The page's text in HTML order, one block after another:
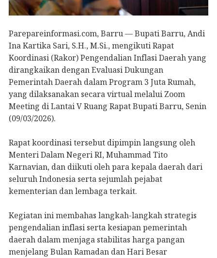
Parepareinformasi.com, Barru — Bupati Barru, Andi
Ina Kartika Sari, S.H., M.Si., mengikuti Rapat
Koordinasi (Rakor) Pengendalian Inflasi Daerah yang
dirangkaikan dengan Evaluasi Dukungan
Pemerintah Daerah dalam Program 3 Juta Rumah,
yang dilaksanakan secara virtual melalui Zoom
Meeting di Lantai V Ruang Rapat Bupati Barru, Senin
(09/03/2026).
Rapat koordinasi tersebut dipimpin langsung oleh
Menteri Dalam Negeri RI, Muhammad Tito
Karnavian, dan diikuti oleh para kepala daerah dari
seluruh Indonesia serta sejumlah pejabat
kementerian dan lembaga terkait.
Kegiatan ini membahas langkah-langkah strategis
pengendalian inflasi serta kesiapan pemerintah
daerah dalam menjaga stabilitas harga pangan
menjelang Bulan Ramadan dan Hari Besar